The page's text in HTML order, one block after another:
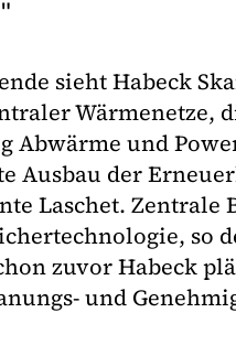
sieht Habeck
Wärmenetze,
und
Ausbau der
Laschet. Zentrale
so
zuvor Habeck
und